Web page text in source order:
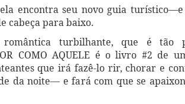
encontra seu novo guia
cabeça para baixo.
romântica turbilhante, que é tão
COMO AQUELE é o livro #2 de
que irá fazê-lo rir, chorar e
da noite— e fará com que se